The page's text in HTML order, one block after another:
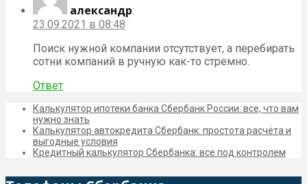
александр:
23.09.2021 в 08:48
Поиск нужной компании отсутствует, а перебирать
сотни компаний в ручную как-то стремно.
Ответ
Калькулятор ипотеки банка Сбербанк России: все, что вам
нужно знать
Калькулятор автокредита Сбербанк: простота расчёта и
выгодные условия
Кредитный калькулятор Сбербанка: все под контролем